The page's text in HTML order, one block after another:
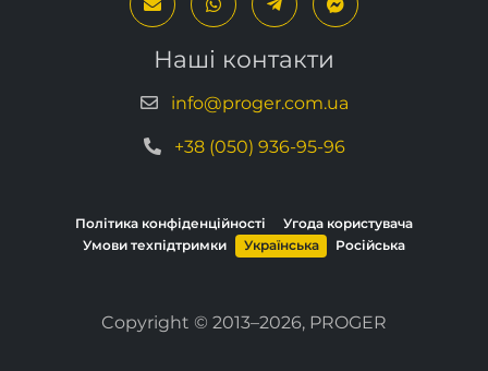
Наші контакти
info@proger.com.ua
Політика конфіденційності
Угода користувача